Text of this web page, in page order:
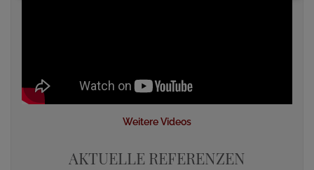
Weitere Videos
AKTUELLE REFERENZEN